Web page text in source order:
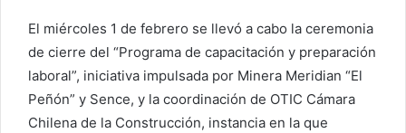
El miércoles 1 de febrero se llevó a cabo la ceremonia
de cierre del “Programa de capacitación y preparación
laboral”, iniciativa impulsada por Minera Meridian “El
Peñón” y Sence, y la coordinación de OTIC Cámara
Chilena de la Construcción, instancia en la que